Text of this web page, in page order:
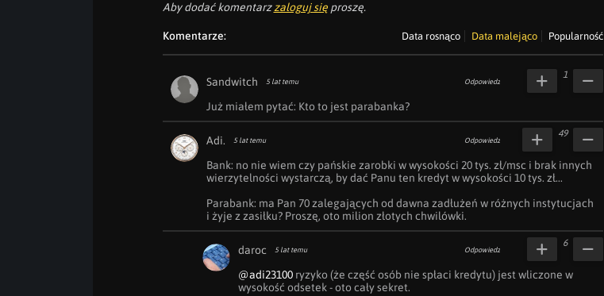
Aby dodać komentarzzaloguj sięproszę.
Komentarze: Data rosnąco Data malejąco Popularność
Sandwitch 5 lat temu Odpowiedz
Już miałem pytać: Kto to jest parabanka?
1
Adi. 5 lat temu Odpowiedz
Bank: no nie wiem czy pańskie zarobki w wysokości 20 tys. zł/msc i brak innych
wierzytelności wystarczą, by dać Panu ten kredyt w wysokości 10 tys. zł...
Parabank: ma Pan 70 zalegających od dawna zadłużeń w różnych instytucjach
i żyje z zasiłku? Proszę, oto milion złotych chwilówki.
49
daroc 5 lat temu Odpowiedz
@adi23100 ryzyko (że część osób nie spłaci kredytu) jest wliczone w
wysokość odsetek - oto cały sekret.
6